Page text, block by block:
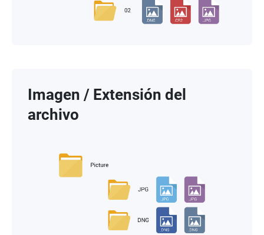
Imagen / Extensión del
archivo